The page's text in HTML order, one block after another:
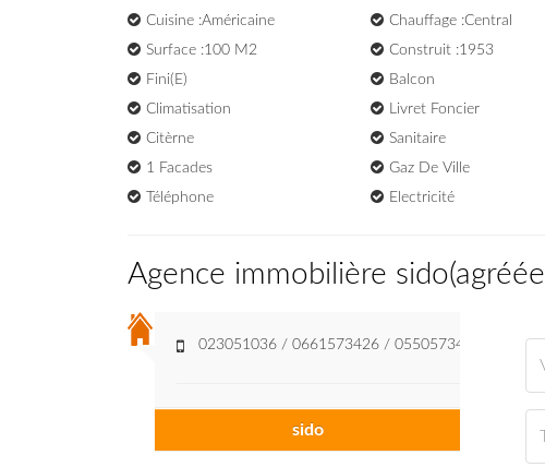
Cuisine :Américaine
Chauffage :Central
Surface :100 M2
Construit :1953
Fini(e)
Balcon
Climatisation
Livret Foncier
Citèrne
Sanitaire
1 Facades
Gaz De Ville
Téléphone
Electricité
Agence immobilière sido(agréée
023051036 / 0661573426 / 0550573436
sido